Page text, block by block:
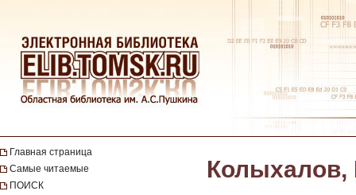
Главная страница
Самые читаемые
ПОИСК
Колыхалов,